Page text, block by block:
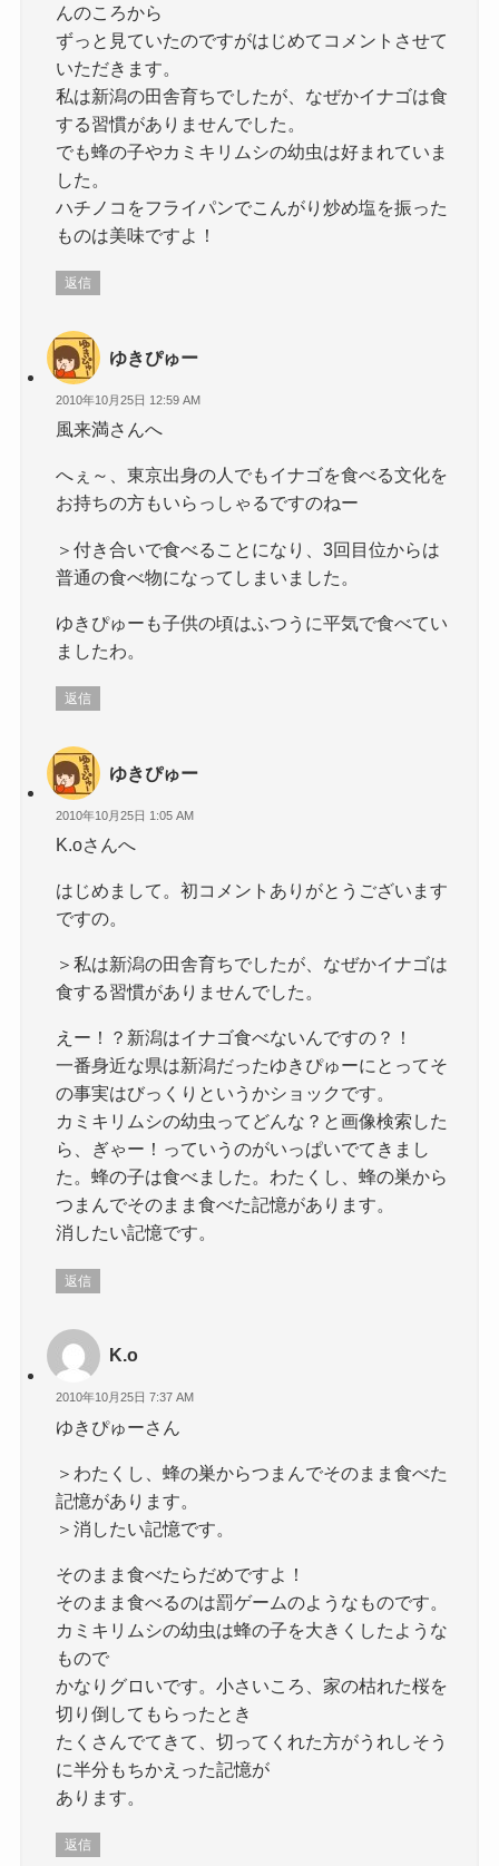
んのころから
ずっと見ていたのですがはじめてコメントさせて
いただきます。
私は新潟の田舎育ちでしたが、なぜかイナゴは食
する習慣がありませんでした。
でも蜂の子やカミキリムシの幼虫は好まれていま
した。
ハチノコをフライパンでこんがり炒め塩を振った
ものは美味ですよ！
返信
ゆきぴゅー
2010年10月25日 12:59 AM
風来満さんへ
へぇ～、東京出身の人でもイナゴを食べる文化を
お持ちの方もいらっしゃるですのねー
＞付き合いで食べることになり、3回目位からは
普通の食べ物になってしまいました。
ゆきぴゅーも子供の頃はふつうに平気で食べてい
ましたわ。
返信
ゆきぴゅー
2010年10月25日 1:05 AM
K.oさんへ
はじめまして。初コメントありがとうございます
ですの。
＞私は新潟の田舎育ちでしたが、なぜかイナゴは
食する習慣がありませんでした。
えー！？新潟はイナゴ食べないんですの？！
一番身近な県は新潟だったゆきぴゅーにとってそ
の事実はびっくりというかショックです。
カミキリムシの幼虫ってどんな？と画像検索した
ら、ぎゃー！っていうのがいっぱいでてきまし
た。蜂の子は食べました。わたくし、蜂の巣から
つまんでそのまま食べた記憶があります。
消したい記憶です。
返信
K.o
2010年10月25日 7:37 AM
ゆきぴゅーさん
＞わたくし、蜂の巣からつまんでそのまま食べた
記憶があります。
＞消したい記憶です。
そのまま食べたらだめですよ！
そのまま食べるのは罰ゲームのようなものです。
カミキリムシの幼虫は蜂の子を大きくしたような
もので
かなりグロいです。小さいころ、家の枯れた桜を
切り倒してもらったとき
たくさんでてきて、切ってくれた方がうれしそう
に半分もちかえった記憶が
あります。
返信